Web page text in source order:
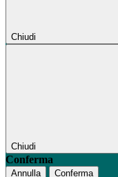
Chiudi
Chiudi
Conferma
Annulla Conferma